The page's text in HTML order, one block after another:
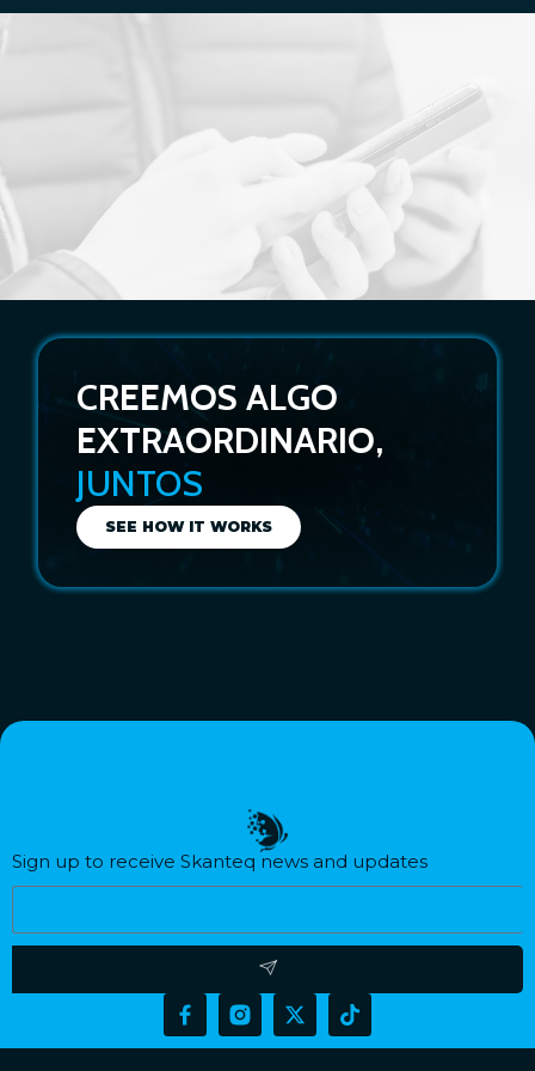
CREEMOS ALGO
EXTRAORDINARIO,
JUNTOS
SEE HOW IT WORKS
Sign up to receive Skanteq news and updates​